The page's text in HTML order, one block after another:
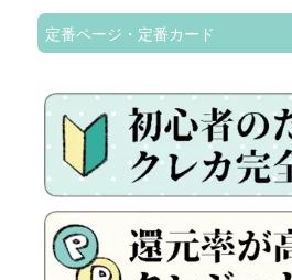
定番ページ・定番カード